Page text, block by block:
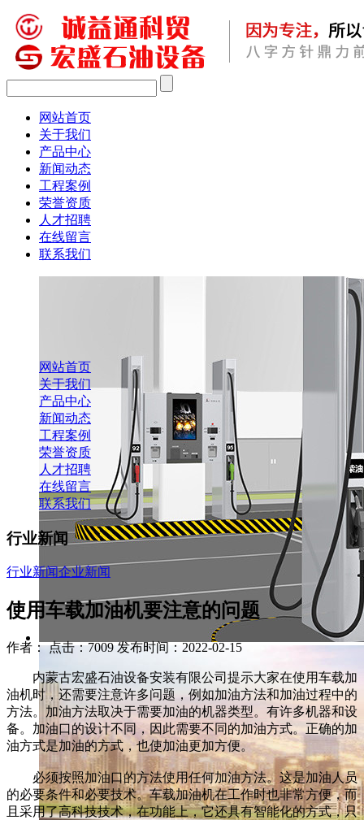
网站首页
关于我们
产品中心
新闻动态
工程案例
荣誉资质
人才招聘
在线留言
联系我们
网站首页
关于我们
产品中心
新闻动态
工程案例
荣誉资质
人才招聘
在线留言
联系我们
行业新闻
行业新闻企业新闻
使用车载加油机要注意的问题
作者： 点击：7009 发布时间：2022-02-15
内蒙古宏盛石油设备安装有限公司提示大家在使用车载加
油机时，还需要注意许多问题，例如加油方法和加油过程中的
方法。加油方法取决于需要加油的机器类型。有许多机器和设
备。加油口的设计不同，因此需要不同的加油方式。正确的加
油方式是加油的方式，也使加油更加方便。
必须按照加油口的方法使用任何加油方法。这是加油人员
的必要条件和必要技术。车载加油机在工作时也非常方便，而
且采用了高科技技术，在功能上，它还具有智能化的方式，只